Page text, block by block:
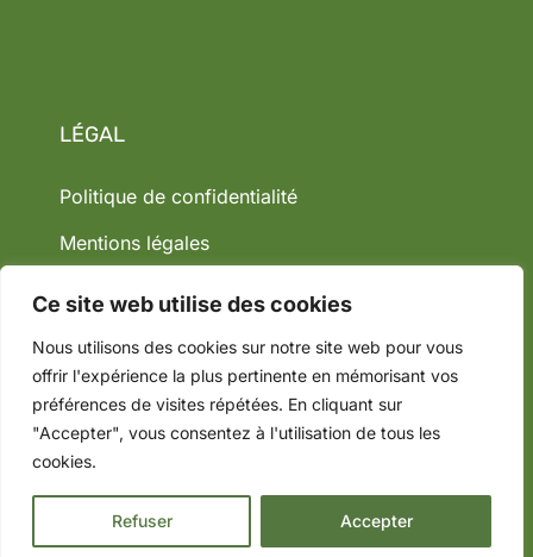
Ce site web utilise des cookies
Nous utilisons des cookies sur notre site web pour vous
offrir l'expérience la plus pertinente en mémorisant vos
préférences de visites répétées. En cliquant sur
"Accepter", vous consentez à l'utilisation de tous les
cookies.
Refuser Accepter
LÉGAL
Politique de confidentialité
Mentions légales
votre site avec YellowTie – Agence Web